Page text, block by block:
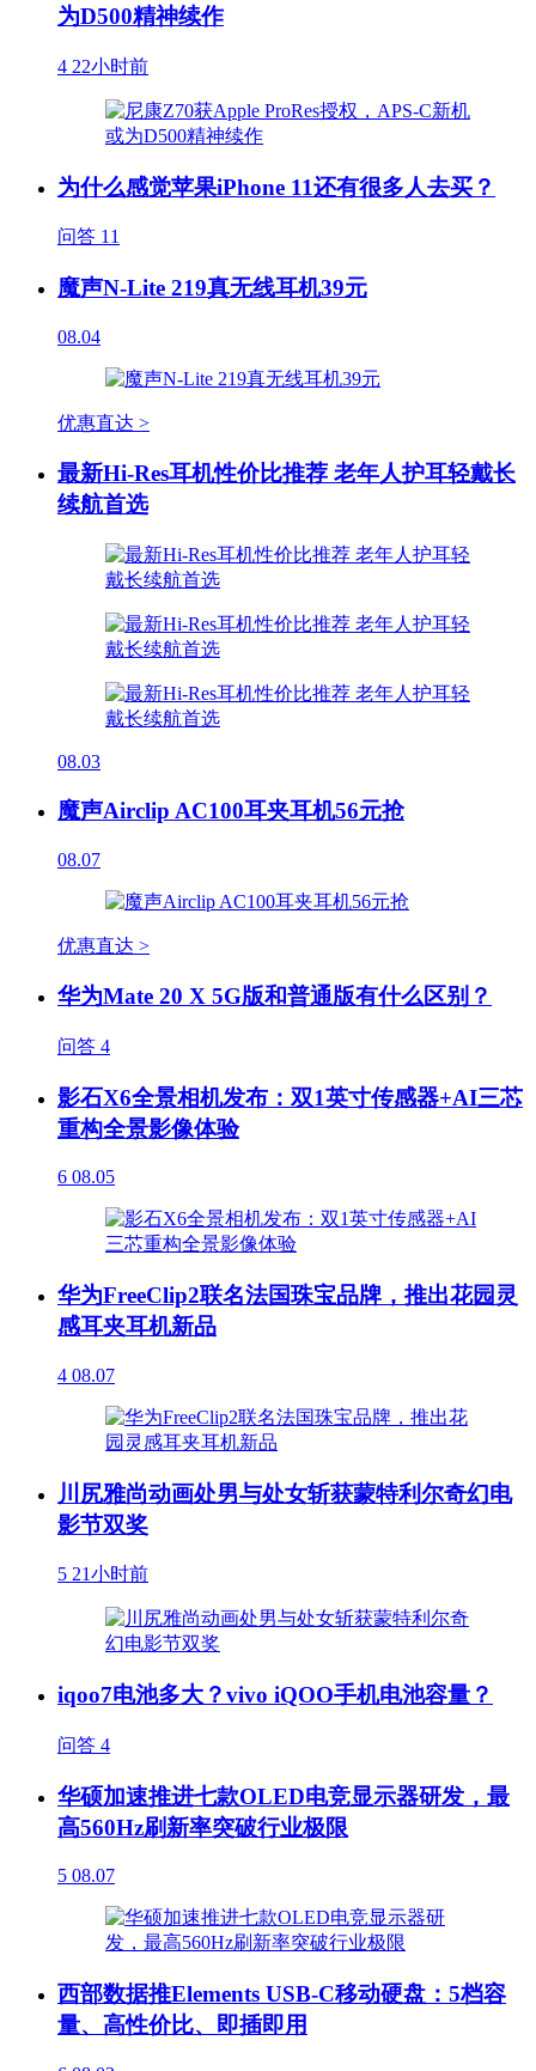
为D500精神续作
4 22小时前
为什么感觉苹果iPhone 11还有很多人去买？
问答 11
魔声N-Lite 219真无线耳机39元
08.04
优惠直达 >
最新Hi-Res耳机性价比推荐 老年人护耳轻戴长
续航首选
08.03
魔声Airclip AC100耳夹耳机56元抢
08.07
优惠直达 >
华为Mate 20 X 5G版和普通版有什么区别？
问答 4
影石X6全景相机发布：双1英寸传感器+AI三芯
重构全景影像体验
6 08.05
华为FreeClip2联名法国珠宝品牌，推出花园灵
感耳夹耳机新品
4 08.07
川尻雅尚动画处男与处女斩获蒙特利尔奇幻电
影节双奖
5 21小时前
iqoo7电池多大？vivo iQOO手机电池容量？
问答 4
华硕加速推进七款OLED电竞显示器研发，最
高560Hz刷新率突破行业极限
5 08.07
西部数据推Elements USB-C移动硬盘：5档容
量、高性价比、即插即用